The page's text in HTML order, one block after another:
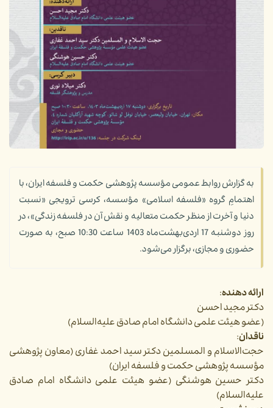
به گزارش روابط عمومی مؤسسه پژوهشی حکمت و فلسفه ایران، با
اهتمامِ گروه «فلسفه اسلامی» مؤسسه، کرسی ترویجی «نسبت
دنیا و آخرت از منظر حکمت متعالیه و نقش آن در فلسفه زندگی»، در
روز دوشنبه 17 اردی‌بهشت‌ماه 1403 ساعت 10:30 صبح،‌ به صورت
حضوری و مجازی، برگزار می‌شود.
ارائه دهنده:
دکتر مجید احسن
(عضو هیئت علمی دانشگاه امام صادق علیه‌السلام)
ناقدان:
حجت‌الاسلام و المسلمین دکتر سید احمد غفاری (معاون پژوهشی
مؤسسه پژوهشی حکمت و فلسفه ایران)
دکتر حسین هوشنگی (عضو هیئت علمی دانشگاه امام صادق
علیه‌السلام)